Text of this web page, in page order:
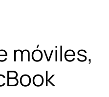
móviles,